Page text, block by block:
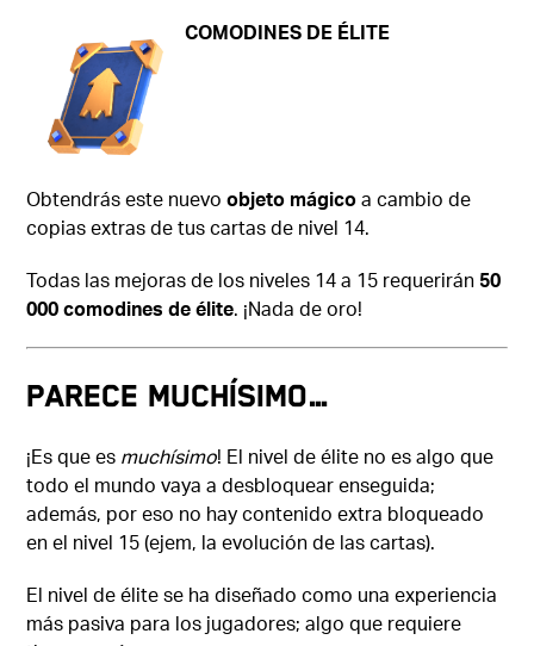
COMODINES DE ÉLITE
Obtendrás este nuevoobjeto mágicoa cambio de
copias extras de tus cartas de nivel 14.
Todas las mejoras de los niveles 14 a 15 requerirán 50
000 comodines de élite. ¡Nada de oro!
PARECE MUCHÍSIMO...
¡Es que es muchísimo! El nivel de élite no es algo que
todo el mundo vaya a desbloquear enseguida;
además, por eso no hay contenido extra bloqueado
en el nivel 15 (ejem, la evolución de las cartas).
El nivel de élite se ha diseñado como una experiencia
más pasiva para los jugadores; algo que requiere